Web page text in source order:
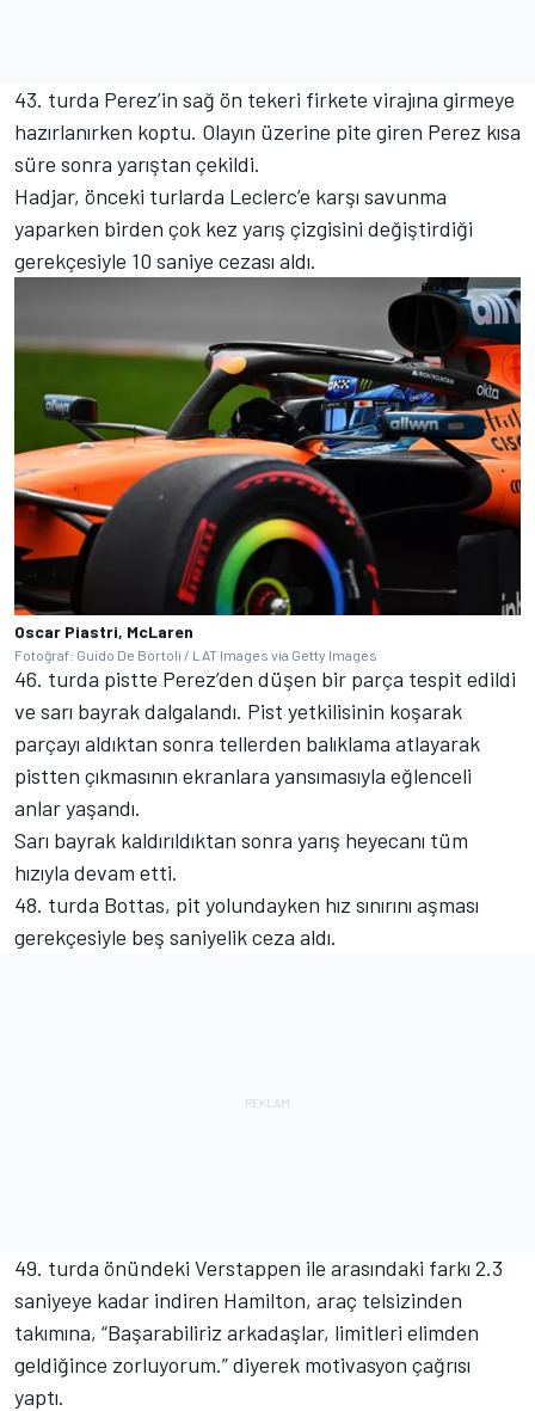
43. turda Perez’in sağ ön tekeri firkete virajına girmeye
hazırlanırken koptu. Olayın üzerine pite giren Perez kısa
süre sonra yarıştan çekildi.
Hadjar, önceki turlarda Leclerc’e karşı savunma
yaparken birden çok kez yarış çizgisini değiştirdiği
gerekçesiyle 10 saniye cezası aldı.
Oscar Piastri, McLaren
Fotoğraf: Guido De Bortoli / LAT Images via Getty Images
46. turda pistte Perez’den düşen bir parça tespit edildi
ve sarı bayrak dalgalandı. Pist yetkilisinin koşarak
parçayı aldıktan sonra tellerden balıklama atlayarak
pistten çıkmasının ekranlara yansımasıyla eğlenceli
anlar yaşandı.
Sarı bayrak kaldırıldıktan sonra yarış heyecanı tüm
hızıyla devam etti.
48. turda Bottas, pit yolundayken hız sınırını aşması
gerekçesiyle beş saniyelik ceza aldı.
49. turda önündeki Verstappen ile arasındaki farkı 2.3
saniyeye kadar indiren Hamilton, araç telsizinden
takımına, “Başarabiliriz arkadaşlar, limitleri elimden
geldiğince zorluyorum.” diyerek motivasyon çağrısı
yaptı.